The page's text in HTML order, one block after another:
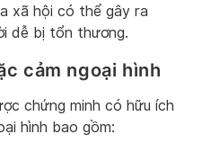
xã hội có thể gây ra
dễ bị tổn thương.
cảm ngoại hình
chứng minh có hữu ích
hình bao gồm: